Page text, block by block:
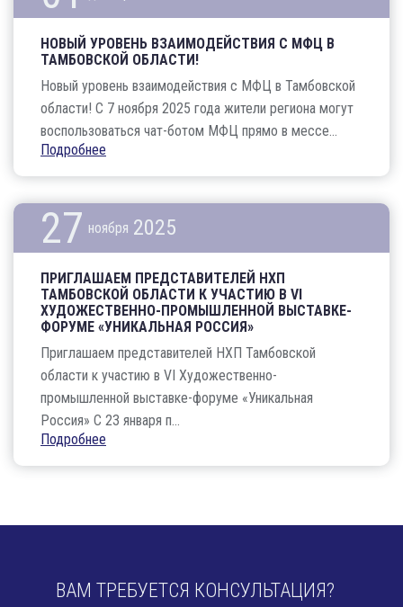
НОВЫЙ УРОВЕНЬ ВЗАИМОДЕЙСТВИЯ С МФЦ В
ТАМБОВСКОЙ ОБЛАСТИ!
Новый уровень взаимодействия с МФЦ в Тамбовской
области! С 7 ноября 2025 года жители региона могут
воспользоваться чат-ботом МФЦ прямо в мессе...
Подробнее
27 ноября 2025
ПРИГЛАШАЕМ ПРЕДСТАВИТЕЛЕЙ НХП
ТАМБОВСКОЙ ОБЛАСТИ К УЧАСТИЮ В VI
ХУДОЖЕСТВЕННО-ПРОМЫШЛЕННОЙ ВЫСТАВКЕ-
ФОРУМЕ «УНИКАЛЬНАЯ РОССИЯ»
Приглашаем представителей НХП Тамбовской
области к участию в VI Художественно-
промышленной выставке-форуме «Уникальная
Россия» С 23 января п...
Подробнее
ВАМ ТРЕБУЕТСЯ КОНСУЛЬТАЦИЯ?